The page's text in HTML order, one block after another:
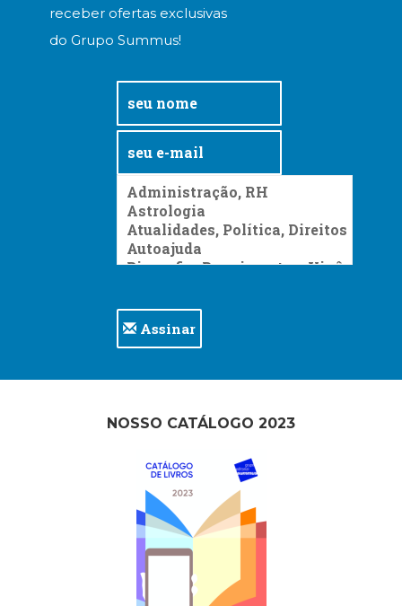
receber ofertas exclusivas
do Grupo Summus!
Assinar
NOSSO CATÁLOGO 2023